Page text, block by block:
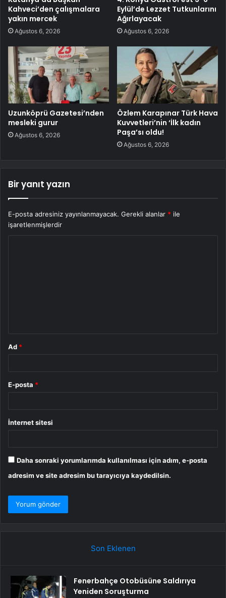
Kahveci’den çalışmalara
yakın mercek
Ağustos 6, 2026
Eylül’de Lezzet Tutkunlarını
Ağırlayacak
Ağustos 6, 2026
Uzunköprü Gazetesi’nden
mesleki gurur
Ağustos 6, 2026
Özlem Karapınar Türk Hava
Kuvvetleri’nin ‘İlk kadın
Paşa’sı oldu!
Ağustos 6, 2026
Bir yanıt yazın
E-posta adresiniz yayınlanmayacak. Gerekli alanlar * ile
işaretlenmişlerdir
Ad *
E-posta *
İnternet sitesi
Daha sonraki yorumlarımda kullanılması için adım, e-posta
adresim ve site adresim bu tarayıcıya kaydedilsin.
Son Eklenen
Fenerbahçe Otobüsüne Saldırıya
Yeniden Soruşturma